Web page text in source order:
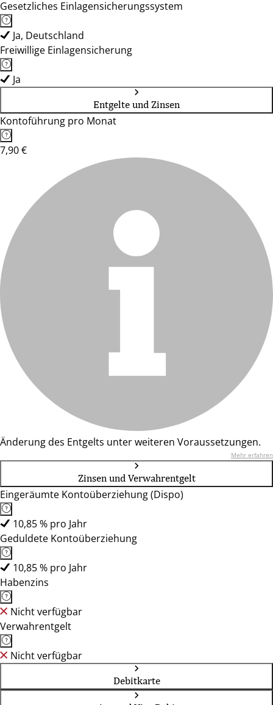
Gesetzliches Einlagensicherungssystem
Ja, Deutschland
Freiwillige Einlagensicherung
Ja
Entgelte und Zinsen
Kontoführung pro Monat
7,90 €
Änderung des Entgelts unter weiteren Voraussetzungen.
Mehr erfahren
Zinsen und Verwahrentgelt
Eingeräumte Kontoüberziehung (Dispo)
10,85 % pro Jahr
Geduldete Kontoüberziehung
10,85 % pro Jahr
Habenzins
Nicht verfügbar
Verwahrentgelt
Nicht verfügbar
Debitkarte